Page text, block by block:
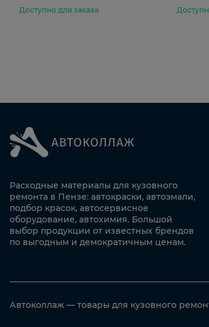
Доступно для заказа
Расходные материалы для кузовного
ремонта в Пензе: автокраски, автоэмали,
подбор красок, автосервисное
оборудование, автохимия. Большой
выбор продукции от известных брендов
по выгодным и демократичным ценам.
Автоколлаж — товары для кузовного